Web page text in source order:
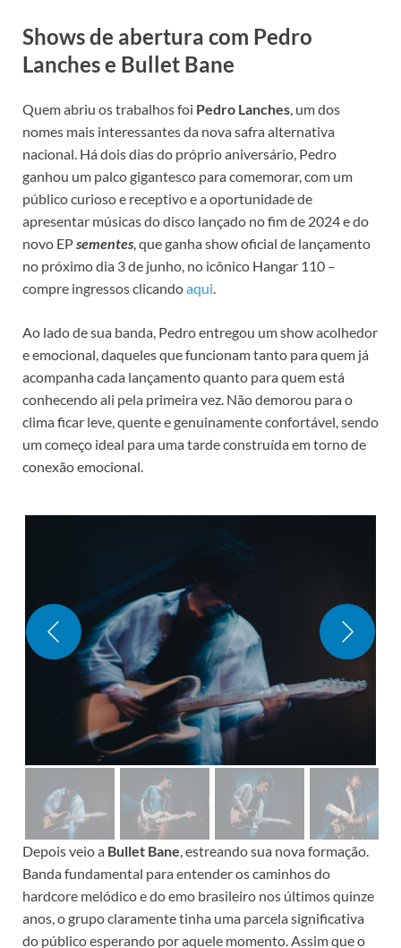
Shows de abertura com Pedro
Lanches e Bullet Bane
Quem abriu os trabalhos foi Pedro Lanches , um dos
nomes mais interessantes da nova safra alternativa
nacional. Há dois dias do próprio aniversário, Pedro
ganhou um palco gigantesco para comemorar, com um
público curioso e receptivo e a oportunidade de
apresentar músicas do disco lançado no fim de 2024 e do
novo EPsementes , que ganha show oficial de lançamento
no próximo dia 3 de junho, no icônico Hangar 110 –
compre ingressos clicandoaqui
Ao lado de sua banda, Pedro entregou um show acolhedor
e emocional, daqueles que funcionam tanto para quem já
acompanha cada lançamento quanto para quem está
conhecendo ali pela primeira vez. Não demorou para o
clima ficar leve, quente e genuinamente confortável, sendo
um começo ideal para uma tarde construída em torno de
conexão emocional.
Depois veio a Bullet Bane, estreando sua nova formação.
Banda fundamental para entender os caminhos do
hardcore melódico e do emo brasileiro nos últimos quinze
anos, o grupo claramente tinha uma parcela significativa
do público esperando por aquele momento. Assim que o